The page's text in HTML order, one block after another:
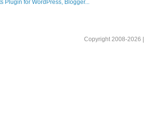
Copyright 2008-2026